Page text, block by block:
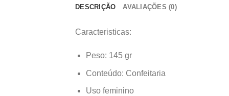
DESCRIÇÃO AVALIAÇÕES (0)
Caracteristicas:
Peso: 145 gr
Conteúdo: Confeitaria
Uso feminino